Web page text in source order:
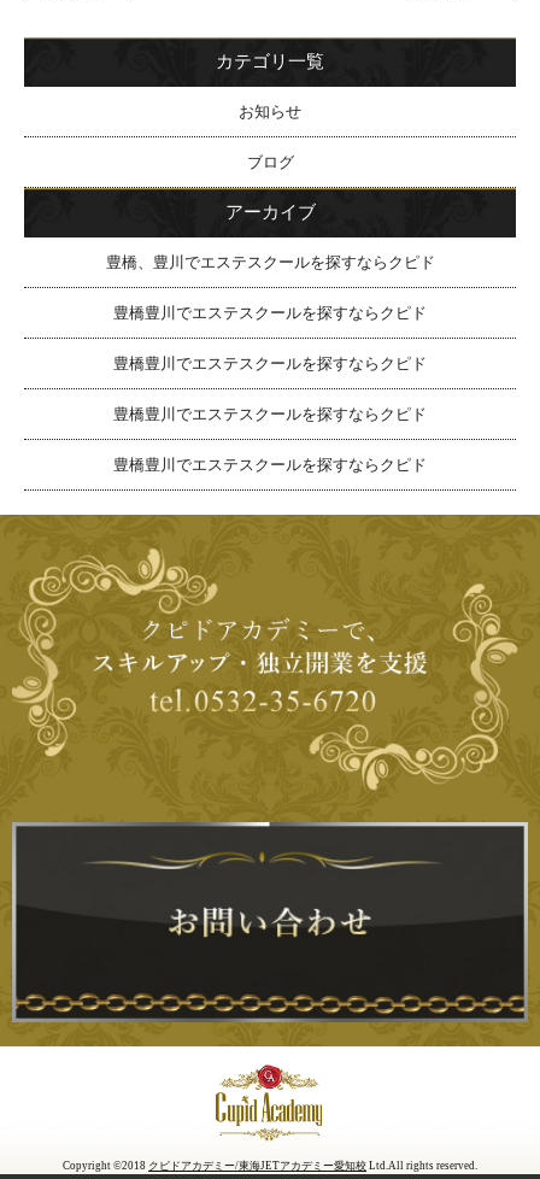
カテゴリ一覧
お知らせ
ブログ
アーカイブ
豊橋、豊川でエステスクールを探すならクピド
豊橋豊川でエステスクールを探すならクピド
豊橋豊川でエステスクールを探すならクピド
豊橋豊川でエステスクールを探すならクピド
豊橋豊川でエステスクールを探すならクピド
Copyright ©2018 クピドアカデミー/東海JETアカデミー愛知校 Ltd.All rights reserved.